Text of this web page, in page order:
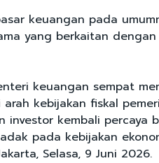
keuangan pada
yang berkaitan dengan
keuangan sempat
kebijakan fiskal
investor kembali percaya
pada kebijakan
Selasa, 9 Juni 2026.